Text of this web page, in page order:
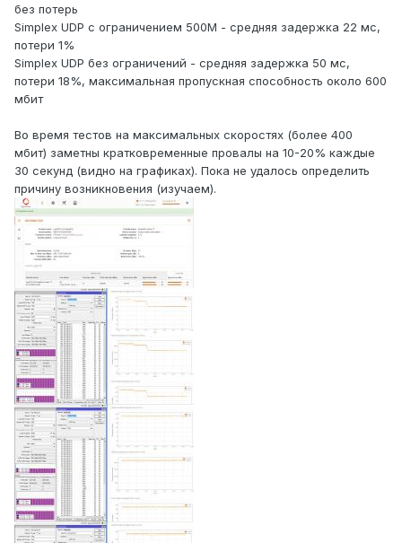
без потерь
Simplex UDP с ограничением 500М - средняя задержка 22 мс,
потери 1%
Simplex UDP без ограничений - средняя задержка 50 мс,
потери 18%, максимальная пропускная способность около 600
мбит
Во время тестов на максимальных скоростях (более 400
мбит) заметны кратковременные провалы на 10-20% каждые
30 секунд (видно на графиках). Пока не удалось определить
причину возникновения (изучаем).